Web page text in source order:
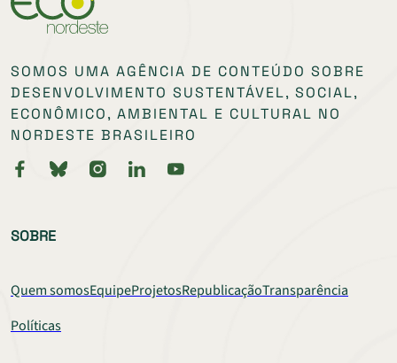
SOMOS UMA AGÊNCIA DE CONTEÚDO SOBRE
DESENVOLVIMENTO SUSTENTÁVEL, SOCIAL,
ECONÔMICO, AMBIENTAL E CULTURAL NO
NORDESTE BRASILEIRO
SOBRE
Quem somosEquipeProjetosRepublicaçãoTransparência
Políticas